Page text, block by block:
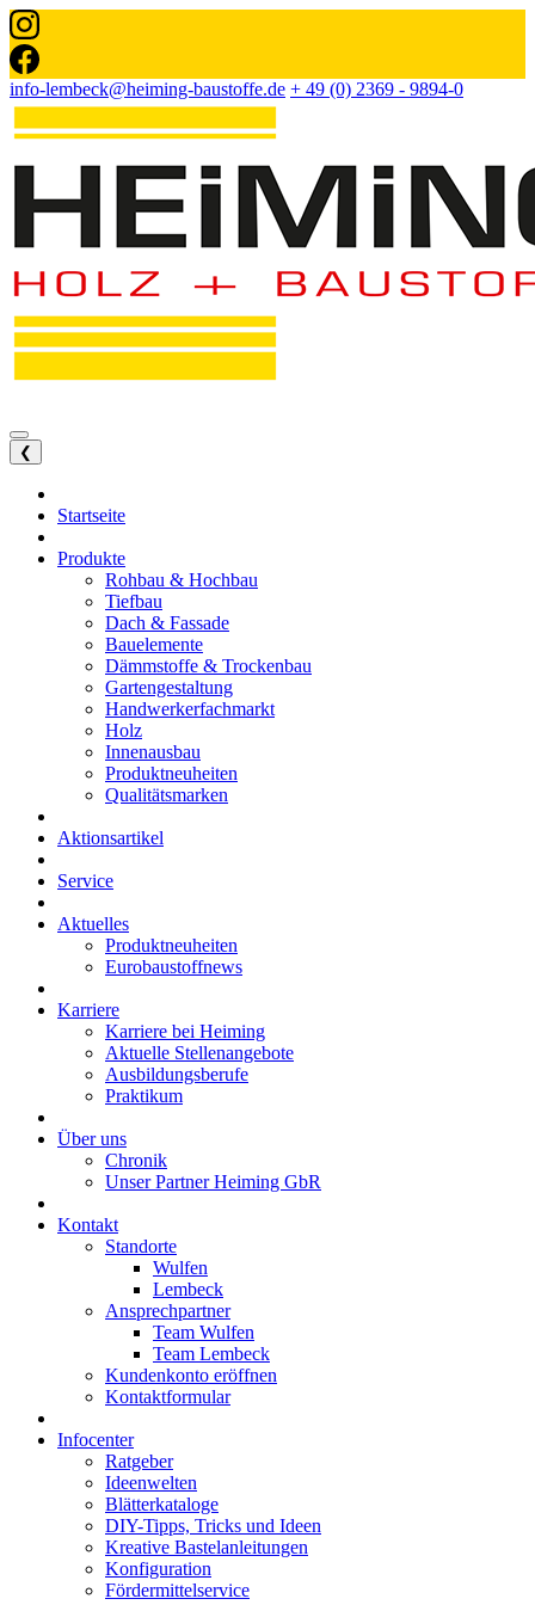
info-lembeck@heiming-baustoffe.de + 49 (0) 2369 - 9894-0
❮
Startseite
Produkte
Rohbau & Hochbau
Tiefbau
Dach & Fassade
Bauelemente
Dämmstoffe & Trockenbau
Gartengestaltung
Handwerkerfachmarkt
Holz
Innenausbau
Produktneuheiten
Qualitätsmarken
Aktionsartikel
Service
Aktuelles
Produktneuheiten
Eurobaustoffnews
Karriere
Karriere bei Heiming
Aktuelle Stellenangebote
Ausbildungsberufe
Praktikum
Über uns
Chronik
Unser Partner Heiming GbR
Kontakt
Standorte
Wulfen
Lembeck
Ansprechpartner
Team Wulfen
Team Lembeck
Kundenkonto eröffnen
Kontaktformular
Infocenter
Ratgeber
Ideenwelten
Blätterkataloge
DIY-Tipps, Tricks und Ideen
Kreative Bastelanleitungen
Konfiguration
Fördermittelservice